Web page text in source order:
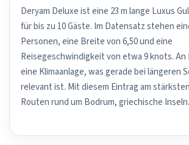
Deryam Deluxe ist eine 23 m lange Luxus
für bis zu 10 Gäste. Im Datensatz stehen
Personen, eine Breite von 6,50 und eine
Reisegeschwindigkeit von etwa 9 knots.
eine Klimaanlage, was gerade bei längeren
relevant ist. Mit diesem Eintrag am
Routen rund um Bodrum, griechische Inseln.